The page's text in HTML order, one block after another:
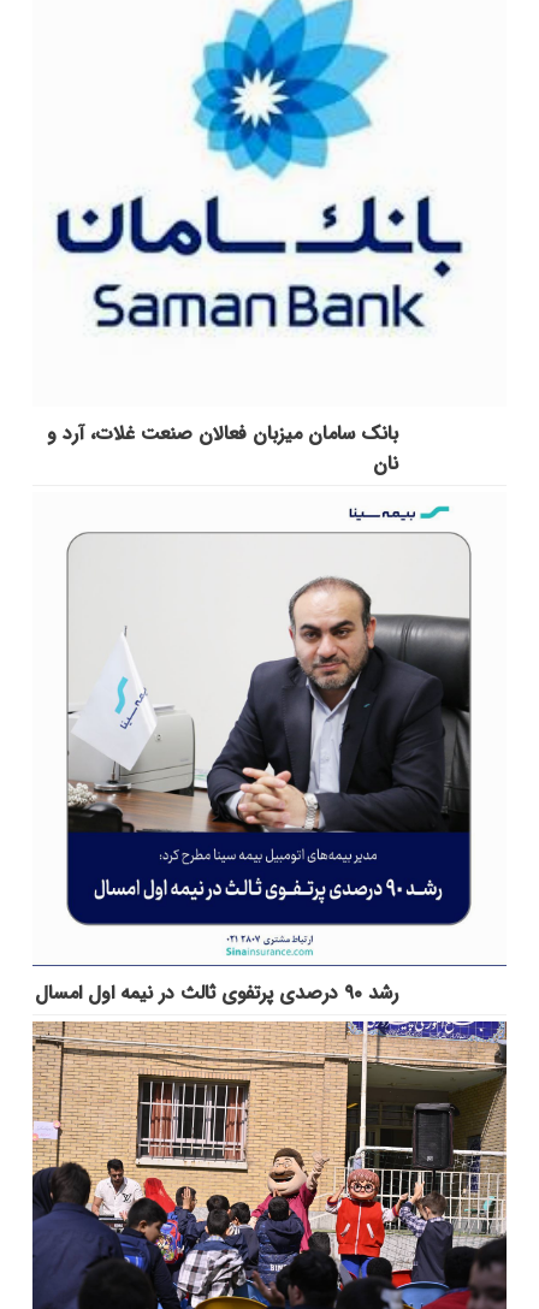
بانک سامان میزبان فعالان صنعت غلات، آرد و
نان
رشد ۹۰ درصدی پرتفوی ثالث در نیمه اول امسال